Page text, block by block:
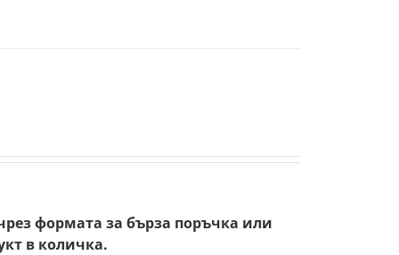
формата за бърза поръчка или
в количка.